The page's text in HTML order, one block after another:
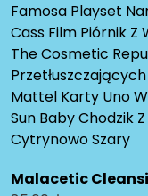
Famosa Playset
Cass Film Piórnik
The Cosmetic
Mattel Karty Uno
Sun Baby Chodzik
Cytrynowo Szary
Malacetic